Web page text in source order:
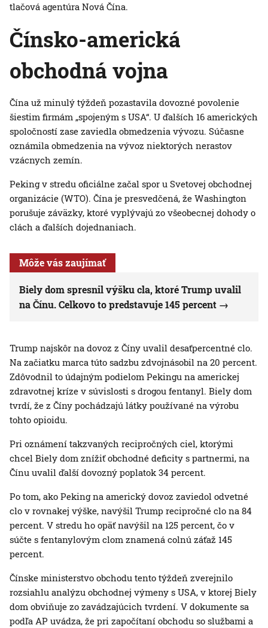
tlačová agentúra Nová Čína.
Čínsko-americká
obchodná vojna
Čína už minulý týždeň pozastavila dovozné povolenie
šiestim firmám „spojeným s USA“. U ďalších 16 amerických
spoločností zase zaviedla obmedzenia vývozu. Súčasne
oznámila obmedzenia na vývoz niektorých nerastov
vzácnych zemín.
Peking v stredu oficiálne začal spor u Svetovej obchodnej
organizácie (WTO). Čína je presvedčená, že Washington
porušuje záväzky, ktoré vyplývajú zo všeobecnej dohody o
clách a ďalších dojednaniach.
Môže vás zaujímať
Biely dom spresnil výšku cla, ktoré Trump uvalil
na Čínu. Celkovo to predstavuje 145 percent
Trump najskôr na dovoz z Číny uvalil desaťpercentné clo.
Na začiatku marca túto sadzbu zdvojnásobil na 20 percent.
Zdôvodnil to údajným podielom Pekingu na americkej
zdravotnej kríze v súvislosti s drogou fentanyl. Biely dom
tvrdí, že z Číny pochádzajú látky používané na výrobu
tohto opioidu.
Pri oznámení takzvaných recipročných ciel, ktorými
chcel Biely dom znížiť obchodné deficity s partnermi, na
Čínu uvalil ďalší dovozný poplatok 34 percent.
Po tom, ako Peking na americký dovoz zaviedol odvetné
clo v rovnakej výške, navýšil Trump recipročné clo na 84
percent. V stredu ho opäť navýšil na 125 percent, čo v
súčte s fentanylovým clom znamená colnú záťaž 145
percent.
Čínske ministerstvo obchodu tento týždeň zverejnilo
rozsiahlu analýzu obchodnej výmeny s USA, v ktorej Biely
dom obviňuje zo zavádzajúcich tvrdení. V dokumente sa
podľa AP uvádza, že pri započítaní obchodu so službami a